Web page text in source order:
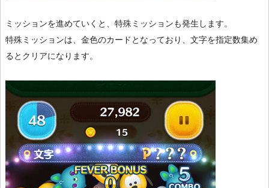
ミッションを進めていくと、特殊ミッションも発生します。
特殊ミッションは、金色のカードとなっており、文字を指定数集め
るとクリアになります。